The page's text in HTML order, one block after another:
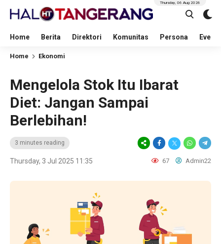
Home Berita Direktori Komunitas Persona Event
Thursday, 06 Aug 2026
Home Ekonomi
Mengelola Stok Itu Ibarat
Diet: Jangan Sampai
Berlebihan!
3 minutes reading
Thursday, 3 Jul 2025 11:35 67 Admin22